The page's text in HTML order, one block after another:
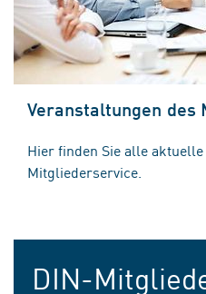
Veranstaltungen des
Hier finden Sie alle
Mitgliederservice.
DIN-